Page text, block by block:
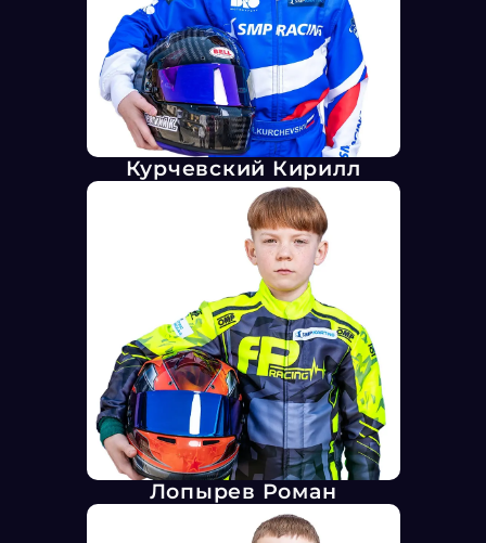
Курчевский Кирилл
Лопырев Роман